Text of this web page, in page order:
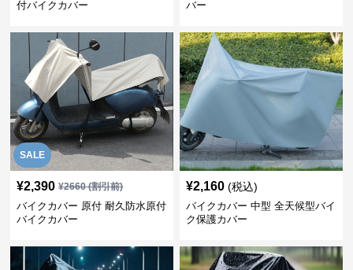
付バイクカバー
バー
SALE
¥2,390 ¥2660(割引前)
バイクカバー 原付 耐久防水原付
バイクカバー
¥2,160 (税込)
バイクカバー 中型 全天候型バイ
ク保護カバー